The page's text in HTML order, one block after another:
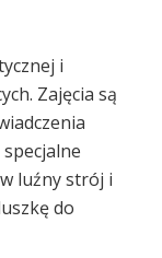
i
Zajęcia są
luźny strój i
do